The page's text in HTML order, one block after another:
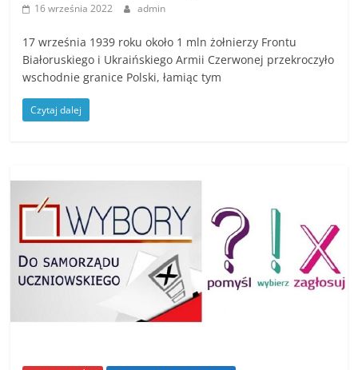
16 września 2022 admin
17 września 1939 roku około 1 mln żołnierzy Frontu
Białoruskiego i Ukraińskiego Armii Czerwonej przekroczyło
wschodnie granice Polski, łamiąc tym
Czytaj dalej